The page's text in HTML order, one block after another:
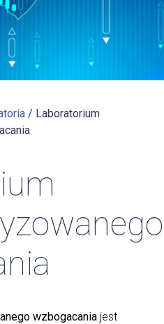
/ Laboratorium
wzbogacania jest